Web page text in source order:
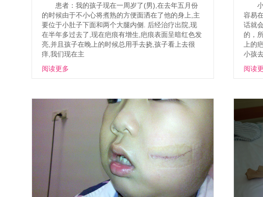
患者：我的孩子现在一周岁了(男),在去年五月份
的时候由于不小心将煮熟的方便面洒在了他的身上,主
要位于小肚子下面和两个大腿内侧. 后经治疗出院,现
在半年多过去了,现在疤痕有增生,疤痕表面呈暗红色发
亮,并且孩子在晚上的时候总用手去挠,孩子看上去很
痒,我们现在主
阅读更多
小
容易
话就
的，
上的
小孩
阅读